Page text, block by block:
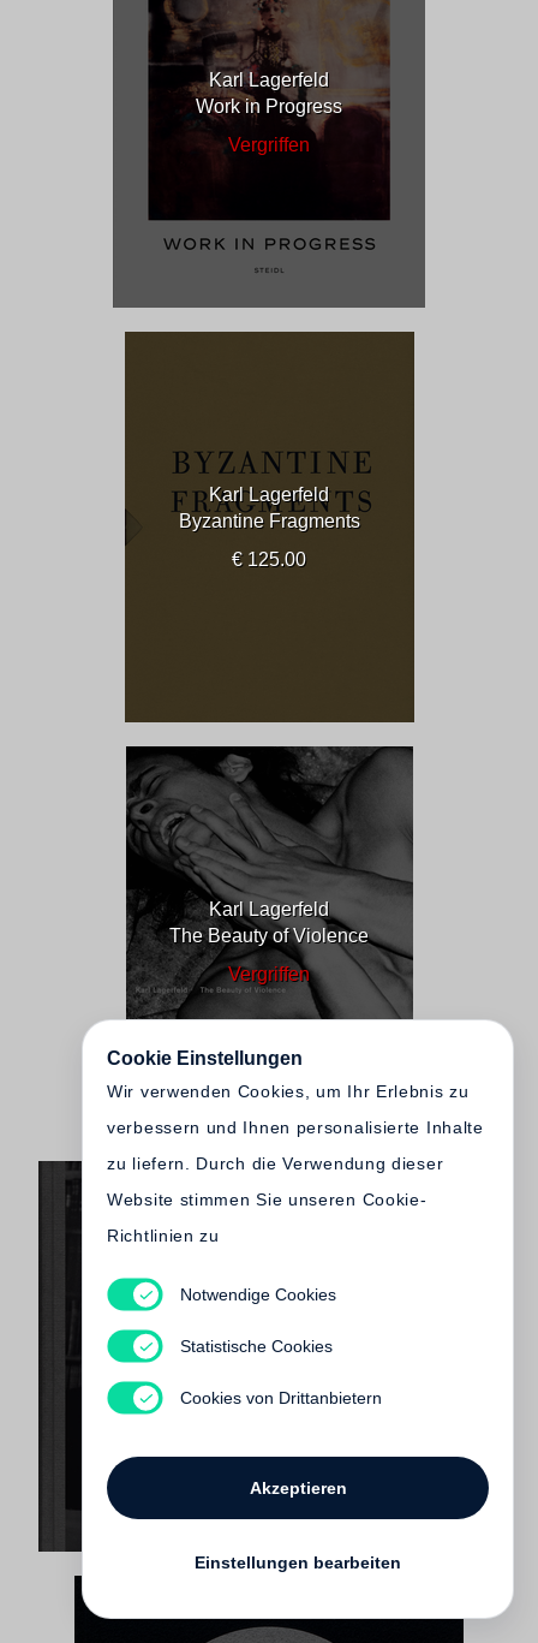
Karl Lagerfeld
Work in Progress
Vergriffen
Karl Lagerfeld
Byzantine Fragments
€ 125.00
Karl Lagerfeld
The Beauty of Violence
Vergriffen
Mademoiselle - Coco Chanel /Summer 62
Vergriffen
Cookie Einstellungen
Wir verwenden Cookies, um Ihr Erlebnis zu
verbessern und Ihnen personalisierte Inhalte
zu liefern. Durch die Verwendung dieser
Website stimmen Sie unseren Cookie-
Richtlinien zu
Notwendige Cookies
Statistische Cookies
Cookies von Drittanbietern
Akzeptieren
Einstellungen bearbeiten